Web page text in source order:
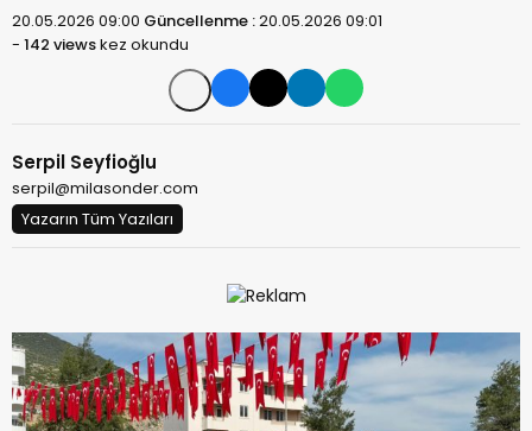
20.05.2026 09:00 Güncellenme :20.05.2026 09:01
- 142 viewskez okundu
Serpil Seyfioğlu
serpil@milasonder.com
Yazarın Tüm Yazıları